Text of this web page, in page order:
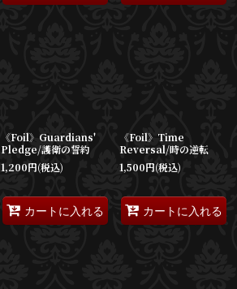
《Foil》Guardians'
Pledge/護衛の誓約
1,200円(税込)
カートに入れる
《Foil》Time
Reversal/時の逆転
1,500円(税込)
カートに入れる